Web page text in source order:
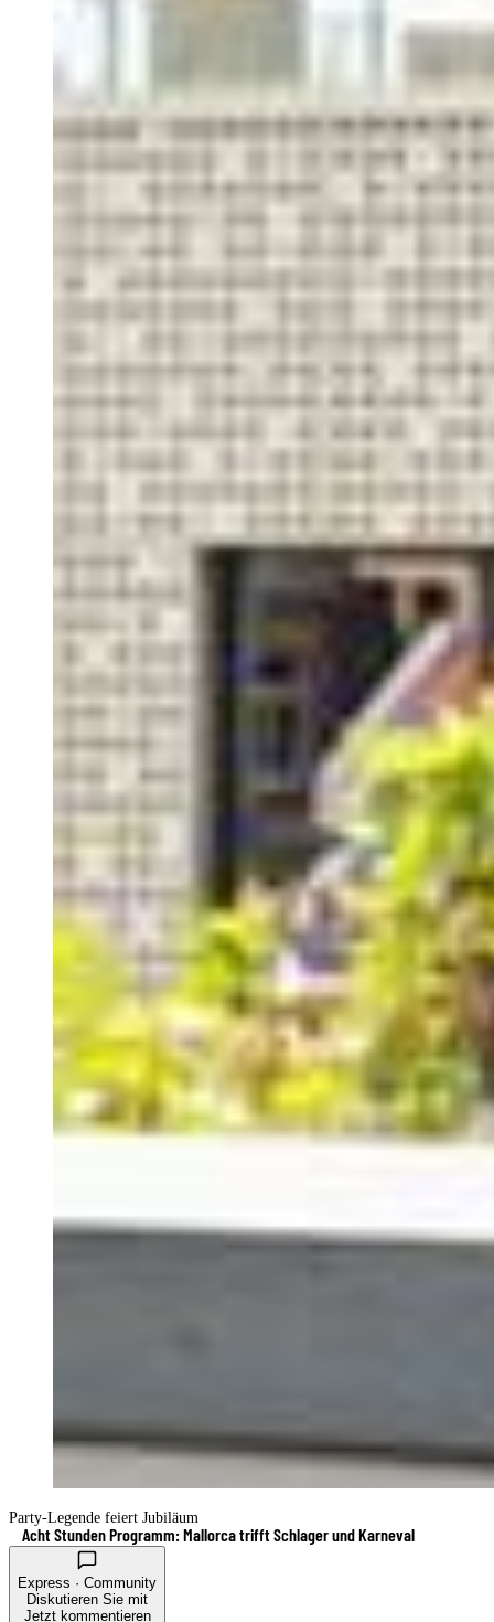
Party-Legende feiert Jubiläum
Acht Stunden Programm: Mallorca trifft Schlager und Karneval
Express · Community
Diskutieren Sie mit
Jetzt kommentieren